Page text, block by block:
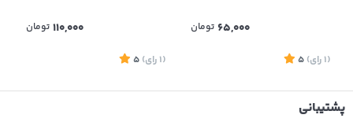
65,000 تومان
(1 رای)
5
110,000 تومان
(1 رای)
5
پشتیبانی